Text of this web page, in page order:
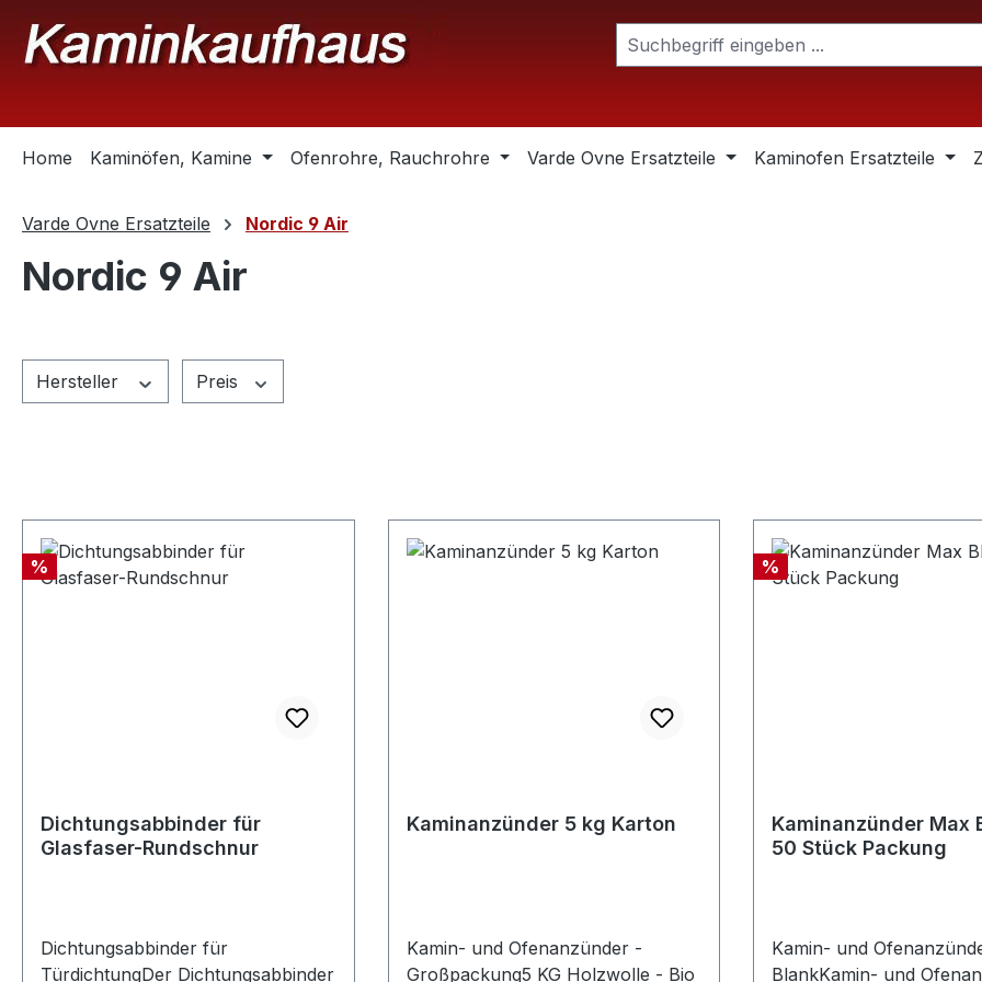
Hauptinhalt springen
Zur Suche springen
Zur Hauptnavigation springen
Home Kaminöfen, Kamine Ofenrohre, Rauchrohre Varde Ovne Ersatzteile Kaminofen Ersatzteile
Varde Ovne Ersatzteile Nordic 9 Air
Nordic 9 Air
Hersteller Preis
%
Dichtungsabbinder für
Glasfaser-Rundschnur
Dichtungsabbinder für
TürdichtungDer Dichtungsabbinder
Kaminanzünder 5 kg Karton
Kamin- und Ofenanzünder -
Großpackung5 KG Holzwolle - Bio
%
Kaminanzünder Max
50 Stück Packung
Kamin- und
BlankKamin- und